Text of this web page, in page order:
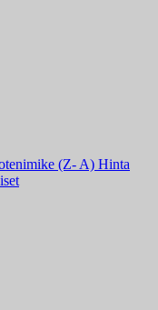
(Z- A) Hinta